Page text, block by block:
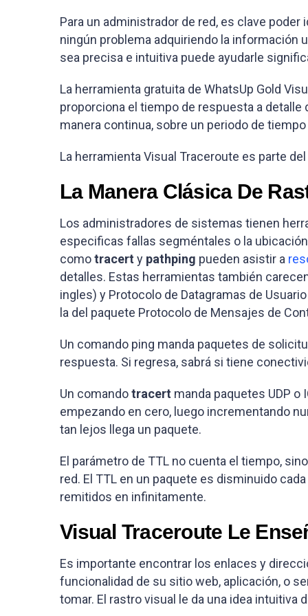
Para un administrador de red, es clave
ningún problema adquiriendo la
sea precisa e intuitiva puede ayudarle
La herramienta gratuita de WhatsUp Gold
proporciona el tiempo de respuesta a
manera continua, sobre un periodo de
La herramienta Visual Traceroute es parte
La Manera Clásica De
Los administradores de sistemas tienen
especificas fallas segméntales o la
comotracert y pathping pueden asistir a
detalles. Estas herramientas también
ingles) y Protocolo de Datagramas de
la del paquete Protocolo de Mensajes de
Un comando ping manda paquetes de
respuesta. Si regresa, sabrá si tiene
Un comandotracert manda paquetes UDP o
empezando en cero, luego incrementando
tan lejos llega un paquete.
El parámetro de TTL no cuenta el tiempo,
red. El TTL en un paquete es disminuido
remitidos en infinitamente.
Visual Traceroute Le
Es importante encontrar los enlaces y
funcionalidad de su sitio web, aplicación, o
tomar. El rastro visual le da una idea